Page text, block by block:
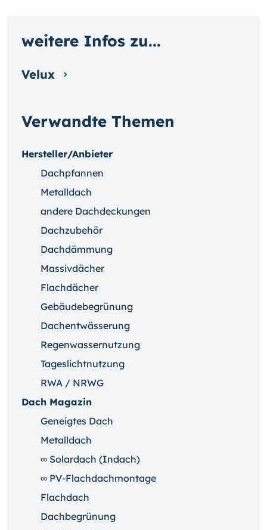
Verwandte Themen
Hersteller/Anbieter
Dachpfannen
Metalldach
andere Dachdeckungen
Dachzubehör
Dachdämmung
Massivdächer
Flachdächer
Gebäudebegrünung
Dachentwässerung
Regenwassernutzung
Tageslichtnutzung
RWA / NRWG
Dach Magazin
Geneigtes Dach
Metalldach
∞ Solardach (Indach)
∞ PV-Flachdachmontage
Flachdach
Dachbegrünung
weitere Infos zu...
Velux